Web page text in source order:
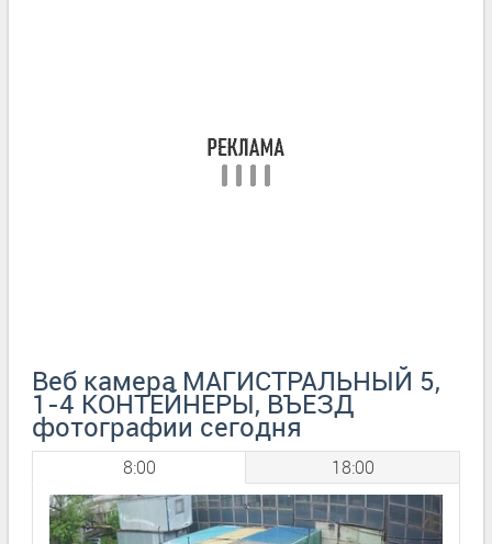
Веб камера МАГИСТРАЛЬНЫЙ 5,
1-4 КОНТЕЙНЕРЫ, ВЪЕЗД
фотографии сегодня
8:00 18:00